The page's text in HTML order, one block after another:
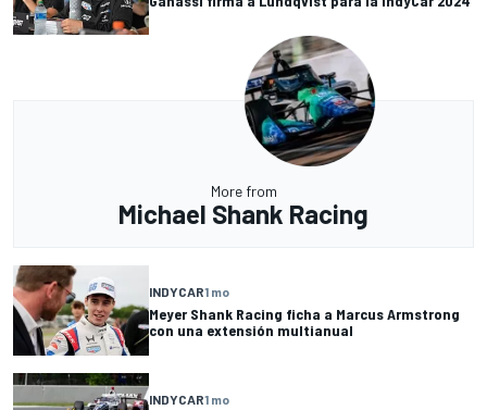
More from
Michael Shank Racing
INDYCAR1 mo
Meyer Shank Racing ficha a Marcus Armstrong
con una extensión multianual
INDYCAR1 mo